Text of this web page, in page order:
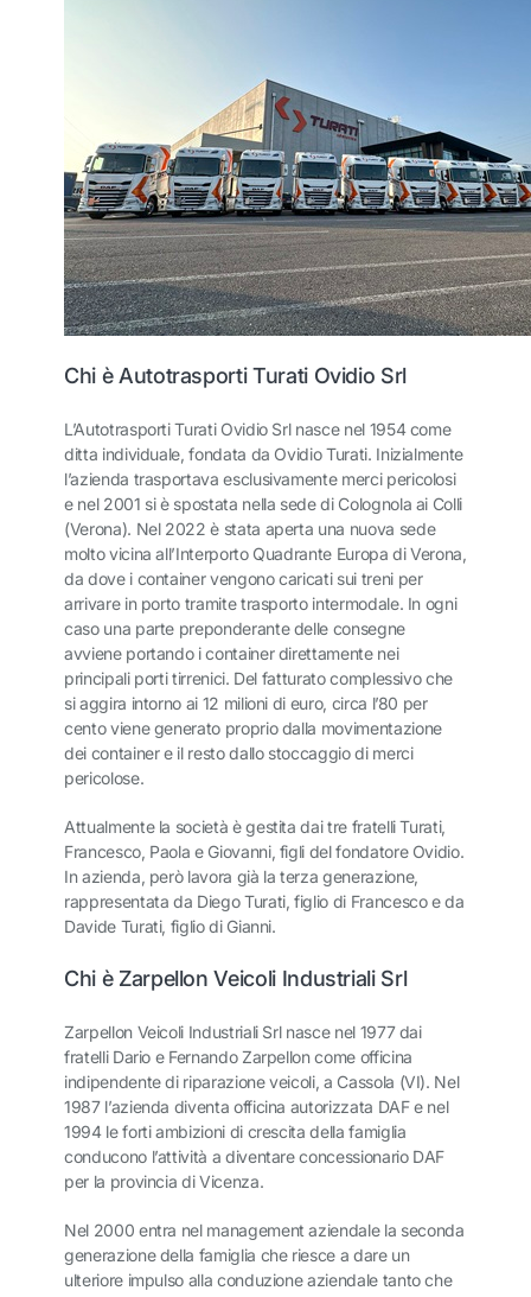
Chi è Autotrasporti Turati Ovidio Srl
L’Autotrasporti Turati Ovidio Srl nasce nel 1954 come
ditta individuale, fondata da Ovidio Turati. Inizialmente
l’azienda trasportava esclusivamente merci pericolosi
e nel 2001 si è spostata nella sede di Colognola ai Colli
(Verona). Nel 2022 è stata aperta una nuova sede
molto vicina all’Interporto Quadrante Europa di Verona,
da dove i container vengono caricati sui treni per
arrivare in porto tramite trasporto intermodale. In ogni
caso una parte preponderante delle consegne
avviene portando i container direttamente nei
principali porti tirrenici. Del fatturato complessivo che
si aggira intorno ai 12 milioni di euro, circa l’80 per
cento viene generato proprio dalla movimentazione
dei container e il resto dallo stoccaggio di merci
pericolose.
Attualmente la società è gestita dai tre fratelli Turati,
Francesco, Paola e Giovanni, figli del fondatore Ovidio.
In azienda, però lavora già la terza generazione,
rappresentata da Diego Turati, figlio di Francesco e da
Davide Turati, figlio di Gianni.
Chi è Zarpellon Veicoli Industriali Srl
Zarpellon Veicoli Industriali Srl nasce nel 1977 dai
fratelli Dario e Fernando Zarpellon come officina
indipendente di riparazione veicoli, a Cassola (VI). Nel
1987 l’azienda diventa officina autorizzata DAF e nel
1994 le forti ambizioni di crescita della famiglia
conducono l’attività a diventare concessionario DAF
per la provincia di Vicenza.
Nel 2000 entra nel management aziendale la seconda
generazione della famiglia che riesce a dare un
ulteriore impulso alla conduzione aziendale tanto che